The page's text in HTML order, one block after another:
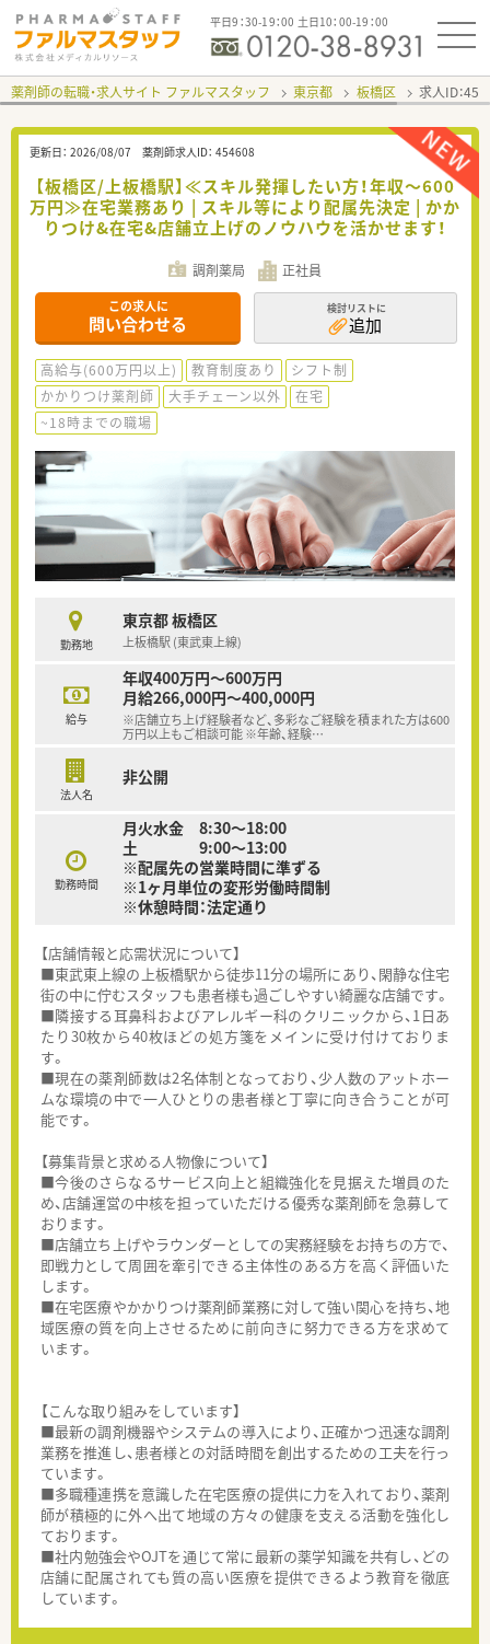
平日9：30-19：00 土日10：00-19：00
薬剤師の転職・求人サイト ファルマスタッフ 東京都 板橋区 求人ID：
更新日： 2026/08/07 薬剤師求人ID： 454608
【板橋区/上板橋駅】≪スキル発揮したい方！年収～600
万円≫在宅業務あり | スキル等により配属先決定 | かか
りつけ&在宅&店舗立上げのノウハウを活かせます！
調剤薬局 正社員
この求人に
問い合わせる
検討リストに
追加
高給与(600万円以上) 教育制度あり
シフト制
かかりつけ薬剤師
大手チェーン以外
在宅
~18時までの職場
勤務地
東京都 板橋区
上板橋駅 (東武東上線)
給与
年収400万円～600万円
月給266,000円～400,000円
※店舗立ち上げ経験者など、多彩なご経験を積まれた方は600
万円以上もご相談可能 ※年齢、経験…
法人名
非公開
勤務時間
月火水金 8:30～18:00
土 9:00～13:00
※配属先の営業時間に準ずる
※1ヶ月単位の変形労働時間制
※休憩時間：法定通り
【店舗情報と応需状況について】
■東武東上線の上板橋駅から徒歩11分の場所にあり、閑静な住宅
街の中に佇むスタッフも患者様も過ごしやすい綺麗な店舗です。
■隣接する耳鼻科およびアレルギー科のクリニックから、1日あ
たり30枚から40枚ほどの処方箋をメインに受け付けておりま
す。
■現在の薬剤師数は2名体制となっており、少人数のアットホー
ムな環境の中で一人ひとりの患者様と丁寧に向き合うことが可
能です。
【募集背景と求める人物像について】
■今後のさらなるサービス向上と組織強化を見据えた増員のた
め、店舗運営の中核を担っていただける優秀な薬剤師を急募して
おります。
■店舗立ち上げやラウンダーとしての実務経験をお持ちの方で、
即戦力として周囲を牽引できる主体性のある方を高く評価いた
します。
■在宅医療やかかりつけ薬剤師業務に対して強い関心を持ち、地
域医療の質を向上させるために前向きに努力できる方を求めて
います。
【こんな取り組みをしています】
■最新の調剤機器やシステムの導入により、正確かつ迅速な調剤
業務を推進し、患者様との対話時間を創出するための工夫を行っ
ています。
■多職種連携を意識した在宅医療の提供に力を入れており、薬剤
師が積極的に外へ出て地域の方々の健康を支える活動を強化し
ております。
■社内勉強会やOJTを通じて常に最新の薬学知識を共有し、どの
店舗に配属されても質の高い医療を提供できるよう教育を徹底
しています。